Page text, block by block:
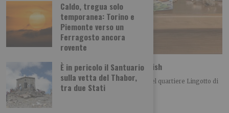
Caldo, tregua solo
temporanea: Torino e
Piemonte verso un
Ferragosto ancora
rovente
È in pericolo il Santuario
sulla vetta del Thabor,
tra due Stati
Spaccio: la polizia sequestra 33 kg di hashish
La Polizia di Stato ha arrestato, nei giorni scorsi nel quartiere Lingotto di
Torino, un 24enne